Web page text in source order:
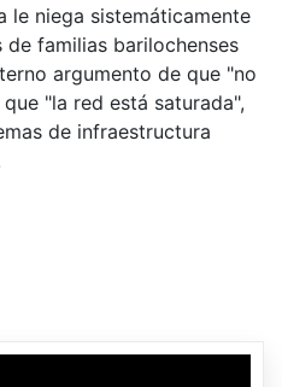
le niega sistemáticamente
familias barilochenses
argumento de que "no
"la red está saturada",
de infraestructura